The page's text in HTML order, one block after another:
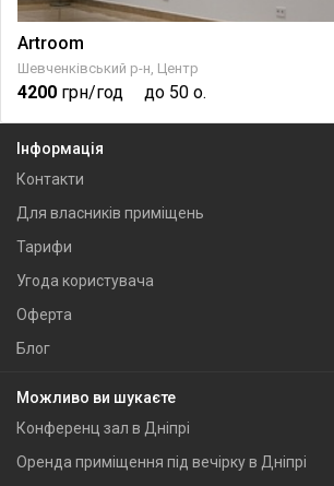
Artroom
Шевченківський р-н, Центр
4200 грн/год до 50 о.
Інформація
Контакти
Для власників приміщень
Тарифи
Угода користувача
Оферта
Блог
Можливо ви шукаєте
Конференц зал в Дніпрі
Оренда приміщення під вечірку в Дніпрі